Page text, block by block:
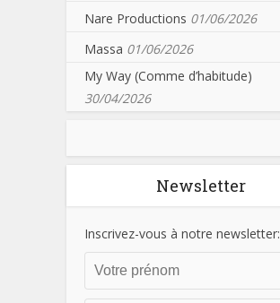
Nare Productions 01/06/2026
Massa 01/06/2026
My Way (Comme d’habitude)
30/04/2026
Newsletter
Inscrivez-vous à notre newsletter: